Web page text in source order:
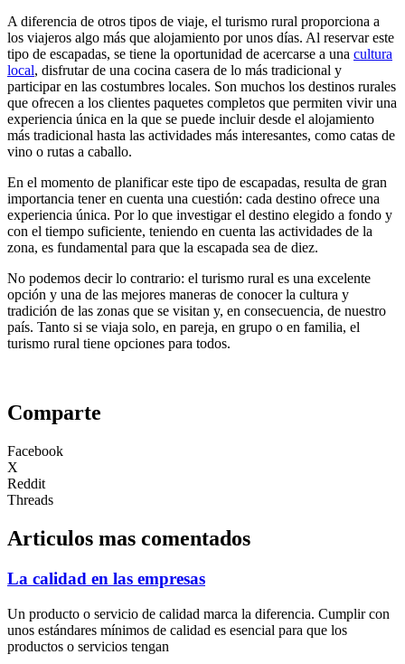
A diferencia de otros tipos de viaje, el turismo rural proporciona a
los viajeros algo más que alojamiento por unos días. Al reservar este
tipo de escapadas, se tiene la oportunidad de acercarse a una cultura
local, disfrutar de una cocina casera de lo más tradicional y
participar en las costumbres locales. Son muchos los destinos rurales
que ofrecen a los clientes paquetes completos que permiten vivir una
experiencia única en la que se puede incluir desde el alojamiento
más tradicional hasta las actividades más interesantes, como catas de
vino o rutas a caballo.
En el momento de planificar este tipo de escapadas, resulta de gran
importancia tener en cuenta una cuestión: cada destino ofrece una
experiencia única. Por lo que investigar el destino elegido a fondo y
con el tiempo suficiente, teniendo en cuenta las actividades de la
zona, es fundamental para que la escapada sea de diez.
No podemos decir lo contrario: el turismo rural es una excelente
opción y una de las mejores maneras de conocer la cultura y
tradición de las zonas que se visitan y, en consecuencia, de nuestro
país. Tanto si se viaja solo, en pareja, en grupo o en familia, el
turismo rural tiene opciones para todos.
Comparte
Facebook
X
Reddit
Threads
Articulos mas comentados
La calidad en las empresas
Un producto o servicio de calidad marca la diferencia. Cumplir con
unos estándares mínimos de calidad es esencial para que los
productos o servicios tengan